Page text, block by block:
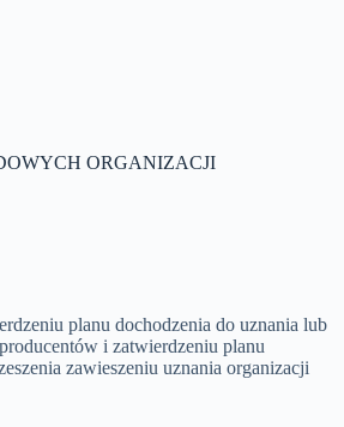
ORGANIZACJI
planu dochodzenia do uznania lub
i zatwierdzeniu planu
zawieszeniu uznania organizacji